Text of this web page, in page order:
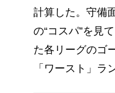
計算した。守備
の“コスパ”を見
た各リーグのゴ
「ワースト」ラ